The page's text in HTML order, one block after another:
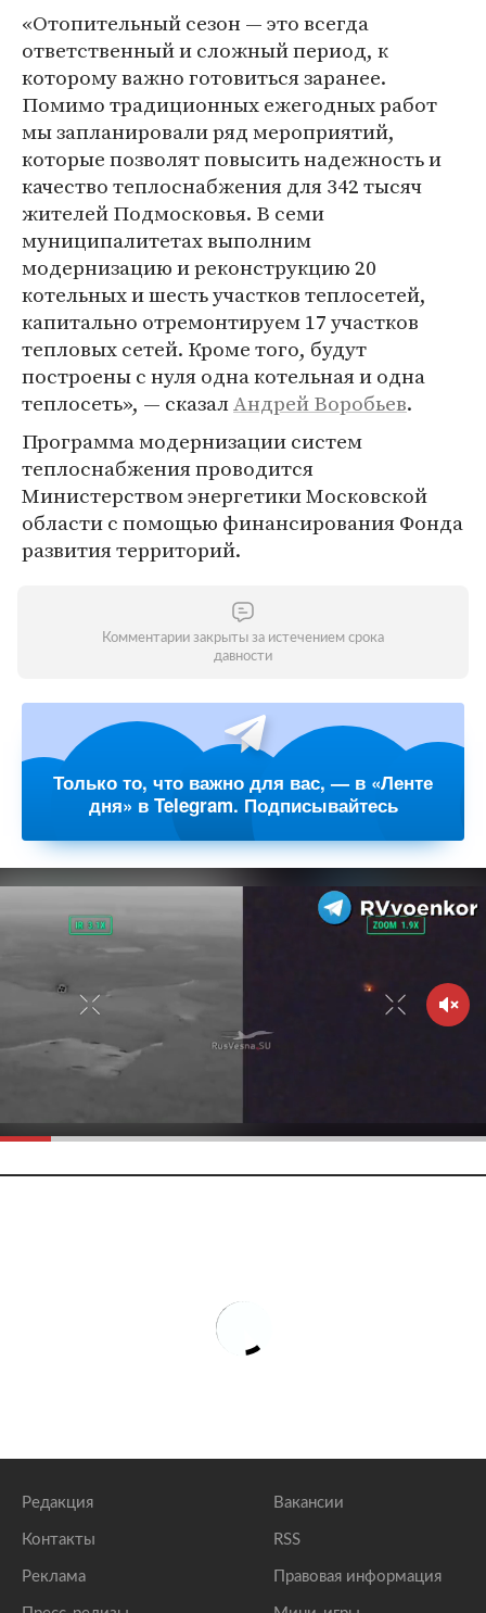
«Отопительный сезон — это всегда
ответственный и сложный период, к
которому важно готовиться заранее.
Помимо традиционных ежегодных работ
мы запланировали ряд мероприятий,
которые позволят повысить надежность и
качество теплоснабжения для 342 тысяч
жителей Подмосковья. В семи
муниципалитетах выполним
модернизацию и реконструкцию 20
котельных и шесть участков теплосетей,
капитально отремонтируем 17 участков
тепловых сетей. Кроме того, будут
построены с нуля одна котельная и одна
теплосеть», — сказалАндрей Воробьев.
Программа модернизации систем
теплоснабжения проводится
Министерством энергетики Московской
области с помощью финансирования Фонда
развития территорий.
Комментарии закрыты за истечением срока
давности
Только то, что важно для вас, — в «Ленте
дня» в Telegram. Подписывайтесь
Редакция
Контакты
Реклама
Вакансии
RSS
Правовая информация